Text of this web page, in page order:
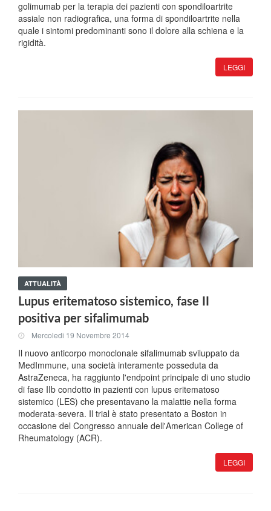
golimumab per la terapia dei pazienti con spondiloartrite
assiale non radiografica, una forma di spondiloartrite nella
quale i sintomi predominanti sono il dolore alla schiena e la
rigidità.
LEGGI
ATTUALITÀ
Lupus eritematoso sistemico, fase II
positiva per sifalimumab
Mercoledi 19 Novembre 2014
Il nuovo anticorpo monoclonale sifalimumab sviluppato da
MedImmune, una società interamente posseduta da
AstraZeneca, ha raggiunto l'endpoint principale di uno studio
di fase IIb condotto in pazienti con lupus eritematoso
sistemico (LES) che presentavano la malattie nella forma
moderata-severa. Il trial è stato presentato a Boston in
occasione del Congresso annuale dell'American College of
Rheumatology (ACR).
LEGGI